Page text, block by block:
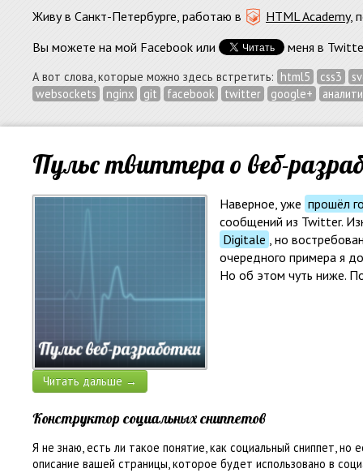
Живу в Санкт-Петербурге, работаю в HTML Academy,
Вы можете на мой Facebook или меня в
А вот слова, которые можно здесь встретить: html5 css3
websockets
nginx git facebook twitter google+
Пульс твиттера о веб-
Наверное, уже прошёл
сообщений из Twitter.
Digitale , но
очередного примера я
Но об этом чуть ниже.
Читать дальше →
Конструктор социальных сниппетов
Я не знаю, есть ли такое понятие, как социальный сниппет,
описание вашей страницы, которое будет использовано в